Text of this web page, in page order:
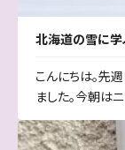
北海道の雪に学
こんにちは。先
ました。今朝は